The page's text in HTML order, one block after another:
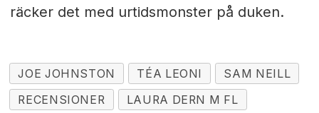
räcker det med urtidsmonster på duken.
JOE JOHNSTON TÉA LEONI
SAM NEILL
RECENSIONER
LAURA DERN M FL